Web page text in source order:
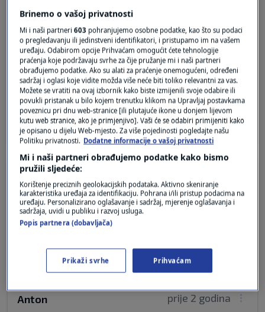
kalimero
čovjek koji je podijelio jednu stranku i doveo je
do propasti bi sada nešto radio. ne zna ni lišće
pomesti u vrtu a priča o besmislicama. meni nije
jasno šta on uopće hoće? možda ni njemu to nije
jasno al eto nek se i on vidi.
Odgovor
Zoran
Daj budi muško bar jednom
ne sramoti se
prije 2 godina
Anton
Brinemo o vašoj privatnosti
Mi i naši partneri603 pohranjujemo osobne podatke, kao što su podaci
o pregledavanju ili jedinstveni identifikatori, i pristupamo im na vašem
uređaju. Odabirom opcije Prihvaćam omogućit ćete tehnologije
praćenja koje podržavaju svrhe za čije pružanje mi i naši partneri
obrađujemo podatke. Ako su alati za praćenje onemogućeni, određeni
sadržaj i oglasi koje vidite možda više neće biti toliko relevantni za vas.
Možete se vratiti na ovaj izbornik kako biste izmijenili svoje odabire ili
povukli pristanak u bilo kojem trenutku klikom na Upravljaj postavkama
poveznicu pri dnu web-stranice [ili plutajuće ikone u donjem lijevom
kutu web stranice, ako je primjenjivo]. Vaši će se odabiri primijeniti kako
je opisano u dijelu Web-mjesto. Za više pojedinosti pogledajte našu
Politiku privatnosti. Dodatne informacije o vašoj privatnosti
Mi i naši partneri obrađujemo podatke kako bismo
pružili sljedeće:
Korištenje preciznih geolokacijskih podataka. Aktivno skeniranje
karakteristika uređaja za identifikaciju. Pohrana i/ili pristup podacima na
uređaju. Personalizirano oglašavanje i sadržaj, mjerenje oglašavanja i
sadržaja, uvidi u publiku i razvoj usluga.
Popis partnera (dobavljača)
Prikaži svrhe Prihvaćam